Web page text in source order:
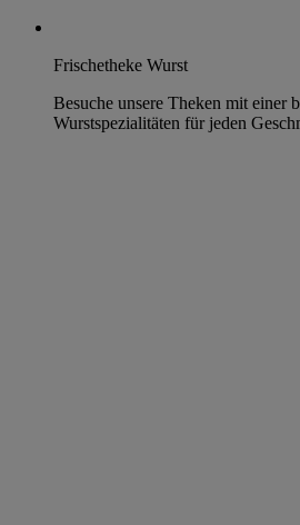
Frischetheke Wurst
Besuche unsere Theken mit einer
Wurstspezialitäten für jeden